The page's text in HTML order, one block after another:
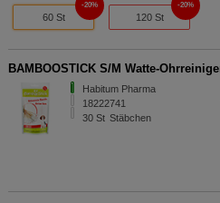
60 St
20%
120 St
20%
BAMBOOSTICK S/M Watte-
Habitum Pharma
18222741
30 St Stäbchen